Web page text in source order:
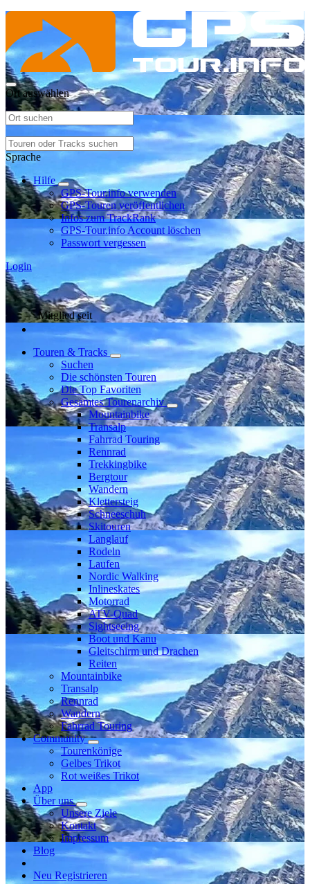
Ort auswählen
Sprache
Hilfe
GPS-Tour.info verwenden
GPS-Touren veröffentlichen
Infos zum TrackRank
GPS-Tour.info Account löschen
Passwort vergessen
Login
Mitglied seit
Touren & Tracks
Suchen
Die schönsten Touren
Die Top Favoriten
Gesamtes Tourenarchiv
Mountainbike
Transalp
Fahrrad Touring
Rennrad
Trekkingbike
Bergtour
Wandern
Klettersteig
Schneeschuh
Skitouren
Langlauf
Rodeln
Laufen
Nordic Walking
Inlineskates
Motorrad
ATV-Quad
Sightseeing
Boot und Kanu
Gleitschirm und Drachen
Reiten
Mountainbike
Transalp
Rennrad
Wandern
Fahrrad Touring
Community
Tourenkönige
Gelbes Trikot
Rot weißes Trikot
App
Über uns
Unsere Ziele
Kontakt
Impressum
Blog
Neu Registrieren